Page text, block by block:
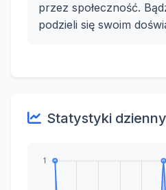
przez społeczność.
podzieli się swoim
Statystyki